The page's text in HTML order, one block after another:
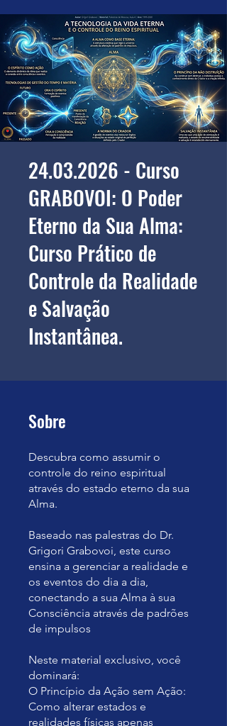
24.03.2026 - Curso
GRABOVOI: O Poder
Eterno da Sua Alma:
Curso Prático de
Controle da Realidade
e Salvação
Instantânea.
Sobre
Descubra como assumir o
controle do reino espiritual
através do estado eterno da sua
Alma.
Baseado nas palestras do Dr.
Grigori Grabovoi, este curso
ensina a gerenciar a realidade e
os eventos do dia a dia,
conectando a sua Alma à sua
Consciência através de padrões
de impulsos
Neste material exclusivo, você
dominará:
O Princípio da Ação sem Ação:
Como alterar estados e
realidades físicas apenas